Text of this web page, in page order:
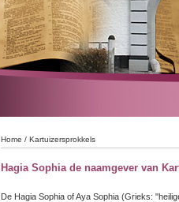
Home / Kartuizersprokkels
Hagia Sophia de naamgever van
De Hagia Sophia of Aya Sophia (Grieks: